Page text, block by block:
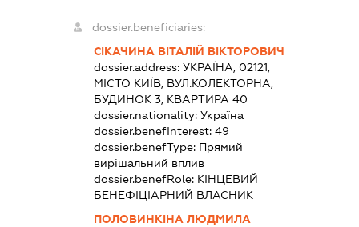
dossier.beneficiaries:
СІКАЧИНА ВІТАЛІЙ ВІКТОРОВИЧ
dossier.address: УКРАЇНА, 02121,
МІСТО КИЇВ, ВУЛ.КОЛЕКТОРНА,
БУДИНОК 3, КВАРТИРА 40
dossier.nationality: Україна
dossier.benefInterest: 49
dossier.benefType: Прямий
вирішальний вплив
dossier.benefRole: КІНЦЕВИЙ
БЕНЕФІЦІАРНИЙ ВЛАСНИК
ПОЛОВИНКІНА ЛЮДМИЛА